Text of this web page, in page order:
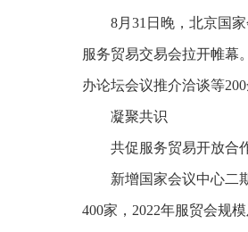
8月31日晚，北京国
服务贸易交易会拉开帷幕
办论坛会议推介洽谈等
凝聚共识
共促服务贸易开放合
新增国家会议中心二
400家，2022年服贸会规